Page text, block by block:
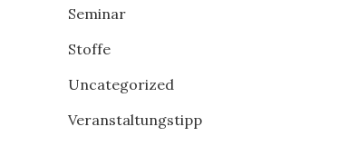
Seminar
Stoffe
Uncategorized
Veranstaltungstipp